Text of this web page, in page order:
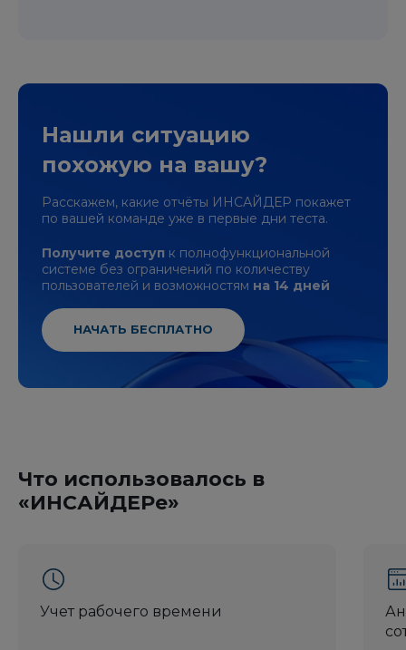
Нашли ситуацию
похожую на вашу?
Расскажем, какие отчёты ИНСАЙДЕР покажет
по вашей команде уже в первые дни теста.
Получите доступ к полнофункциональной
системе без ограничений по количеству
пользователей и возможностям на 14 дней
НАЧАТЬ БЕСПЛАТНО
Что использовалось в
«ИНСАЙДЕРе»
Учет рабочего времени